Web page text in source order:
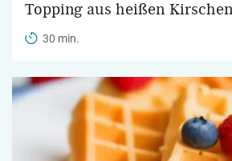
Topping aus heißen Kirschen
30 min.